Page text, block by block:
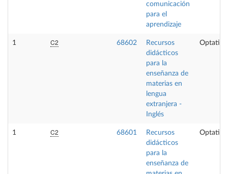
comunicación
para el
aprendizaje
1 C2 68602
Recursos
didácticos
para la
enseñanza de
materias en
lengua
extranjera -
Inglés
Optativa
1 C2 68601
Recursos
didácticos
para la
enseñanza de
Optativa